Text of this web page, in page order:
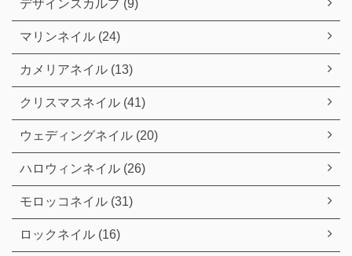
デザインスカルプ (9)
マリンネイル (24)
カメリアネイル (13)
クリスマスネイル (41)
ウェディングネイル (20)
ハロウィンネイル (26)
モロッコネイル (31)
ロックネイル (16)